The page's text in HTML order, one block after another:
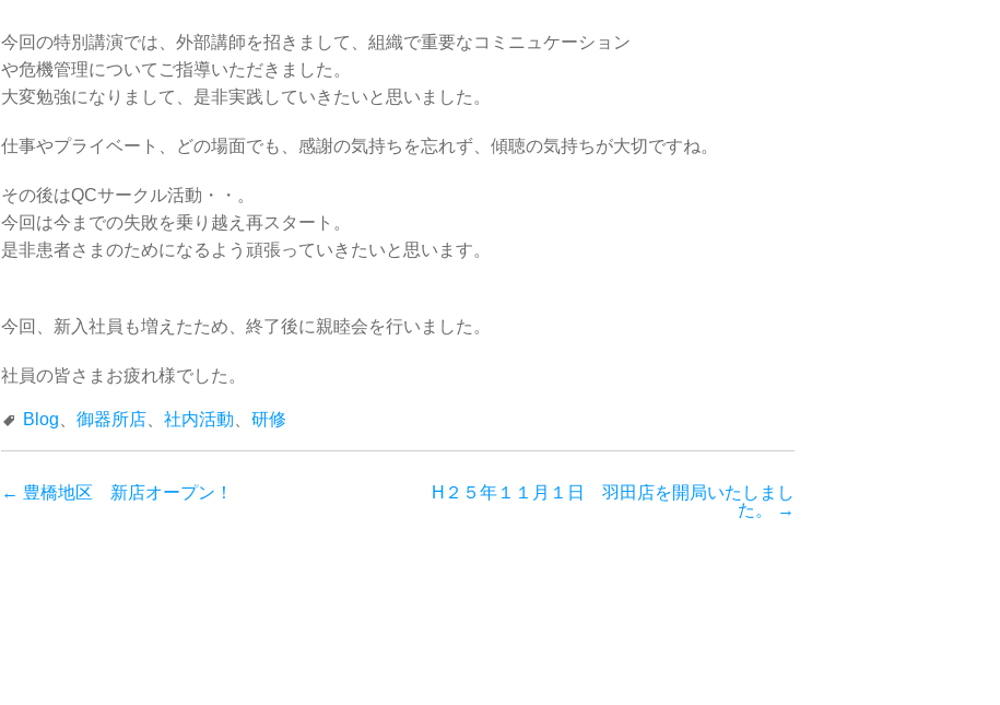
今回の特別講演では、外部講師を招きまして、組織で重要なコミニュケーション
や危機管理についてご指導いただきました。
大変勉強になりまして、是非実践していきたいと思いました。
仕事やプライベート、どの場面でも、感謝の気持ちを忘れず、傾聴の気持ちが大切ですね。
その後はQCサークル活動・・。
今回は今までの失敗を乗り越え再スタート。
是非患者さまのためになるよう頑張っていきたいと思います。
今回、新入社員も増えたため、終了後に親睦会を行いました。
社員の皆さまお疲れ様でした。
Blog 御器所店、 社内活動 研修
投
← 豊橋地区 新店オープン！
H２５年１１月１日 羽田店を開局いたしまし
た。
→